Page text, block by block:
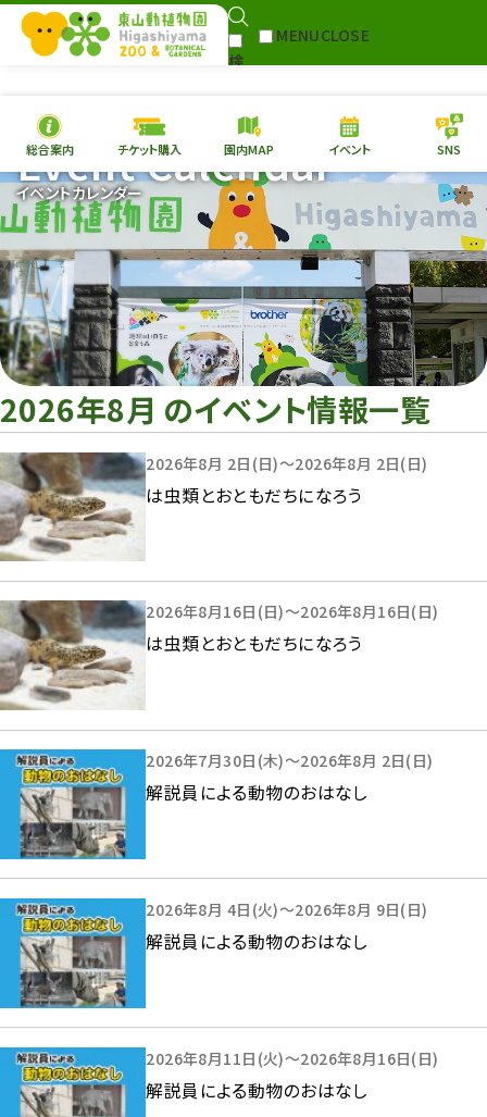
検
MENUCLOSE
本日の開園情報 チケ
園内MAP イベント
総合案内
動物園 植物園
再生プラン
東山動植物園
への支援
環境教育
サイトマップ
総合案内 チケット購入 園内MAP イベント SNS
イベントカレンダー
Event Calendar
2026年8月 のイベント情報一覧
2026年8月 2日(日)～2026年8月 2日(日)
は虫類とおともだちになろう
2026年8月16日(日)～2026年8月16日(日)
は虫類とおともだちになろう
2026年7月30日(木)～2026年8月 2日(日)
解説員による動物のおはなし
2026年8月 4日(火)～2026年8月 9日(日)
解説員による動物のおはなし
2026年8月11日(火)～2026年8月16日(日)
解説員による動物のおはなし